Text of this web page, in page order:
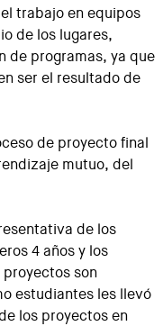
trabajo en equipos
de los lugares,
de programas, ya que
ser el resultado de
de proyecto final
mutuo, del
de los
4 años y los
son
estudiantes les llevó
los proyectos en